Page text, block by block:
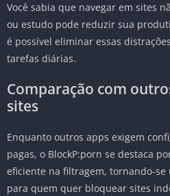
Você sabia que navegar em sites
ou estudo pode reduzir sua
é possível eliminar essas
tarefas diárias.
Comparação com
sites
Enquanto outros apps exigem
pagas, o BlockP:porn se destaca
eficiente na filtragem, tornando-se
para quem quer bloquear sites